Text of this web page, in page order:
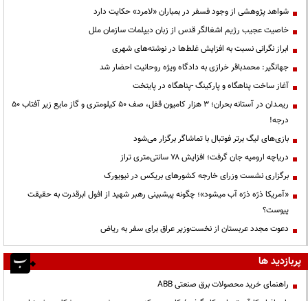
شواهد پژوهشی از وجود فسفر در بمباران «لامرد» حکایت دارد
خاصیت عجیب رژیم اشغالگر قدس از زبان دیپلمات سازمان ملل
ابراز نگرانی نسبت به افزایش غلط‌ها در نوشته‌های شهری
جهانگیر: محمدباقر خرازی به دادگاه ویژه روحانیت احضار شد
آغاز ساخت پناهگاه و پارکینگ -پناهگاه در پایتخت
ریمـدان در آستانه بحران؛ ۳ هزار کامیون قفل، صف ۵۰ کیلومتری و گاز مایع زیر آفتاب ۵۰
درجه!
بازی‌های لیگ برتر فوتبال با تماشاگر برگزار می‌شود
دریاچه ارومیه جان گرفت؛ افزایش ۷۸ سانتی‌متری تراز
برگزاری نشست وزرای خارجه کشورهای بریکس در نیویورک
«آمریکا ذرّه ذرّه آب میشود»؛ چگونه پیشبینی رهبر شهید از افول ابرقدرت به حقیقت
پیوست؟
دعوت مجدد عربستان از نخست‌وزیر عراق برای سفر به ریاض
پربازدید ها
راهنمای خرید محصولات برق صنعتی ABB